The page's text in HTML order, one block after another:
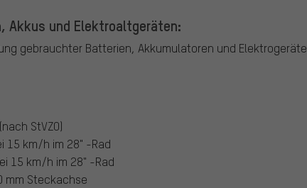
Akkus und Elektroaltgeräten:
gebrauchter Batterien, Akkumulatoren und Elektrogeräte
StVZO)
15 km/h im 28" -Rad
15 km/h im 28" -Rad
mm Steckachse